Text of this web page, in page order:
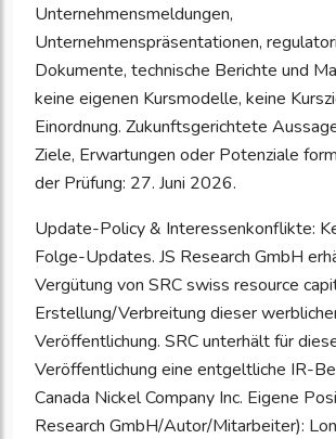
Unternehmensmeldungen,
Unternehmenspräsentationen,
Dokumente, technische Berichte und
keine eigenen Kursmodelle, keine
Einordnung. Zukunftsgerichtete
Ziele, Erwartungen oder Potenziale
der Prüfung: 27. Juni 2026.
Update-Policy & Interessenkonflikte:
Folge-Updates. JS Research GmbH
Vergütung von SRC swiss resource
Erstellung/Verbreitung dieser
Veröffentlichung. SRC unterhält für
Veröffentlichung eine entgeltliche IR-
Canada Nickel Company Inc. Eigene
Research GmbH/Autor/Mitarbeiter):